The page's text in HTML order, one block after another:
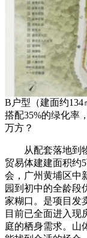
B户型（建面约134
搭配35%的绿化率
万方？
从配套落地到物
贸易体建建面积约
会，广州黄埔区中
园到初中的全龄段
家糊口。是项目发
目前已全面进入现
庭的栖身需求。山